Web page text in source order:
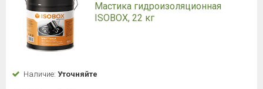
Мастика гидроизоляционная
ISOBOX, 22 кг
Наличие: Уточняйте